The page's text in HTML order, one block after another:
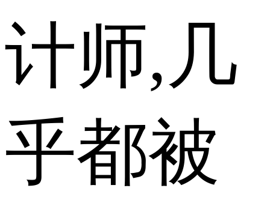
计师,几
乎都被